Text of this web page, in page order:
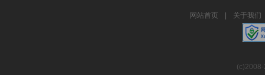
网站首页 关于我们